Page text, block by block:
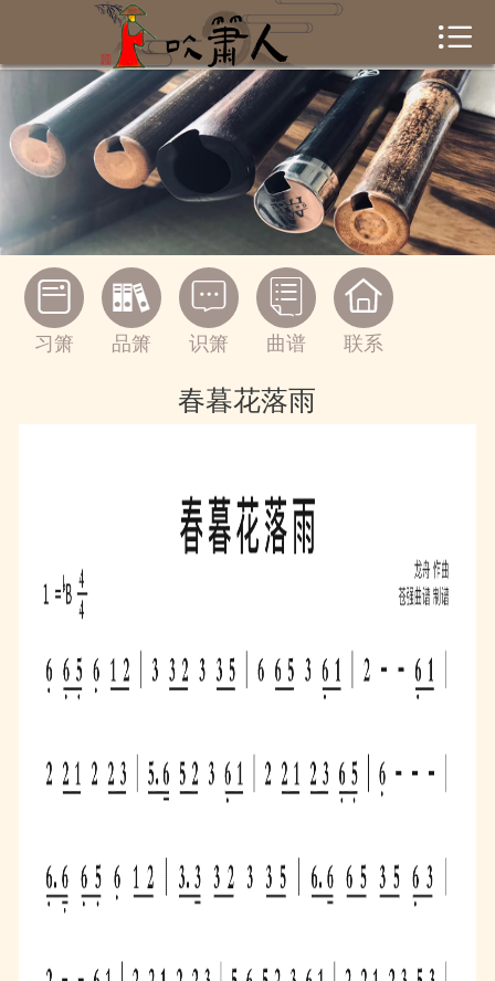
箫品展示
习箫常识
曲谱下载
私人定制
音乐欣赏


习箫

品箫

识箫

曲谱

联系
春暮花落雨